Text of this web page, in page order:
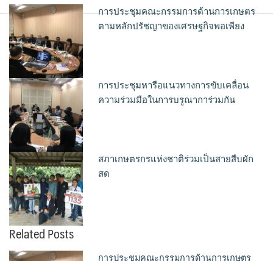
การประชุมคณะกรรมการด้านการเกษตร
ตามหลักปรัชญาของเศรษฐกิจพอเพียง
การประชุมหารือแนวทางการขับเคลื่อน
ความร่วมมือในการบรูณาการ่วมกัน
สภาเกษตรกรแห่งชาติร่วมเป็นสายสืบผัก
สด
Related Posts
การประชุมคณะกรรมการด้านการเกษตร